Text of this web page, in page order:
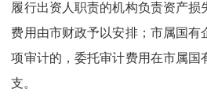
履行出资人职责的机构负责资产损
费用由市财政予以安排；市属国有
项审计的，委托审计费用在市属国
支。